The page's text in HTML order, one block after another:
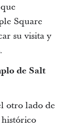
Square
su visita y
de Salt
otro lado de